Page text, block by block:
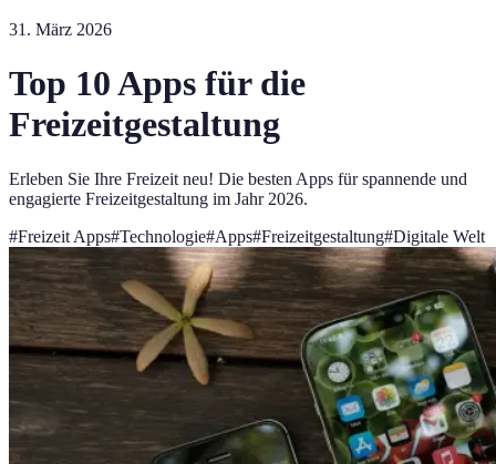
31. März 2026
Top 10 Apps für die
Freizeitgestaltung
Erleben Sie Ihre Freizeit neu! Die besten Apps für spannende und
engagierte Freizeitgestaltung im Jahr 2026.
#Freizeit Apps#Technologie#Apps#Freizeitgestaltung#Digitale Welt